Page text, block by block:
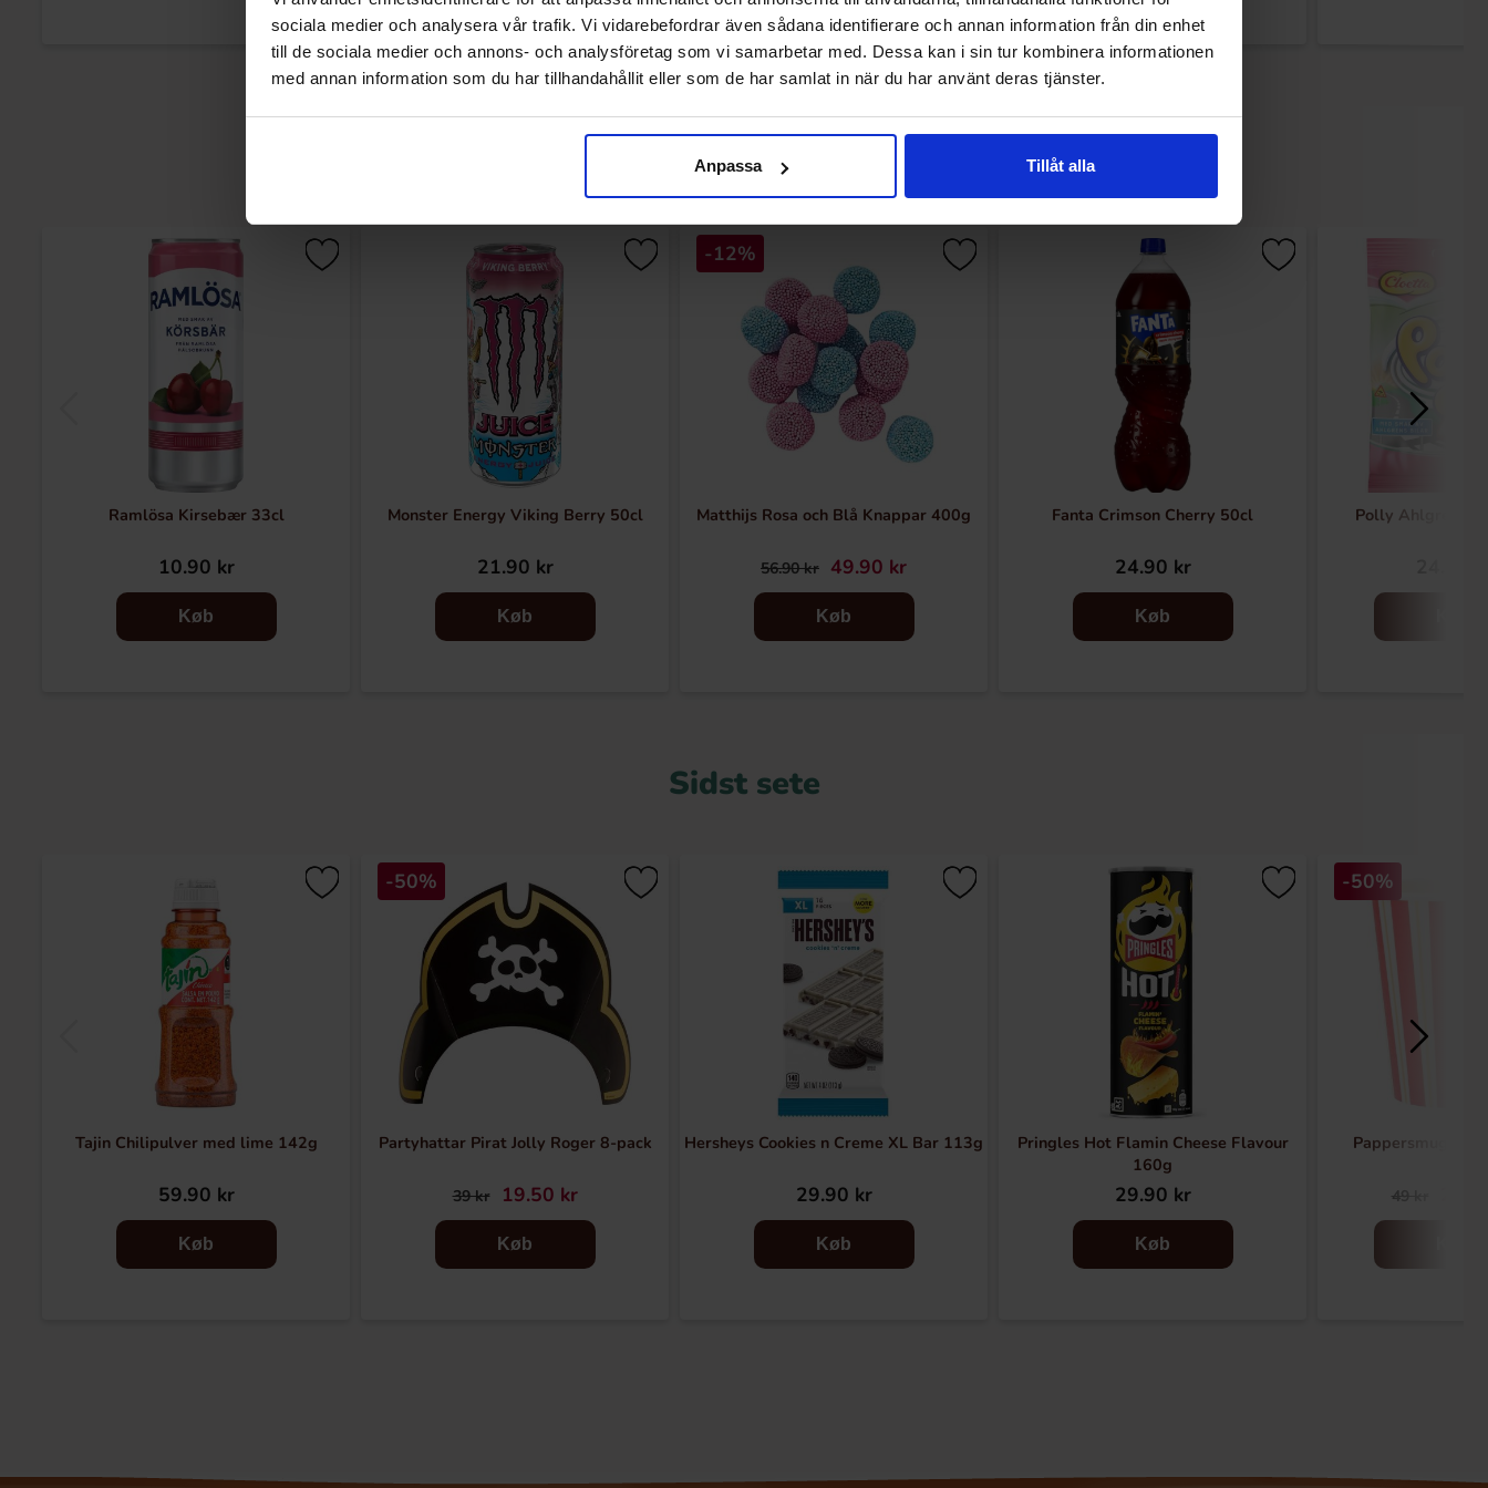
sociala medier och analysera vår trafik. Vi vidarebefordrar även sådana identifierare och annan information från din enhet
till de sociala medier och annons- och analysföretag som vi samarbetar med. Dessa kan i sin tur kombinera informationen
med annan information som du har tillhandahållit eller som de har samlat in när du har använt deras tjänster.
Anpassa Tillåt alla
Andre kunne lide
Ramlösa Kirsebær 33cl
10.90 kr
Køb
Monster Energy Viking Berry 50cl
21.90 kr
Køb
-12%
Matthijs Rosa och Blå Knappar 400g
56.90 kr 49.90 kr
Køb
Fanta Crimson Cherry 50cl
24.90 kr
Køb
Polly Ahlgrens
Sidst sete
Tajin Chilipulver med lime 142g
59.90 kr
Køb
-50%
Partyhattar Pirat Jolly Roger 8-pack
39 kr 19.50 kr
Køb
Hersheys Cookies n Creme XL Bar 113g
29.90 kr
Køb
Pringles Hot Flamin Cheese Flavour
160g
29.90 kr
Køb
-50%
Pappersmuggar
49 kr